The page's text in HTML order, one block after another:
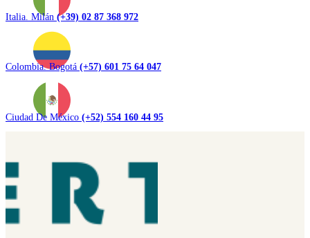
Italia. Milán (+39) 02 87 368 972
Colombia. Bogotá (+57) 601 75 64 047
Ciudad De México (+52) 554 160 44 95